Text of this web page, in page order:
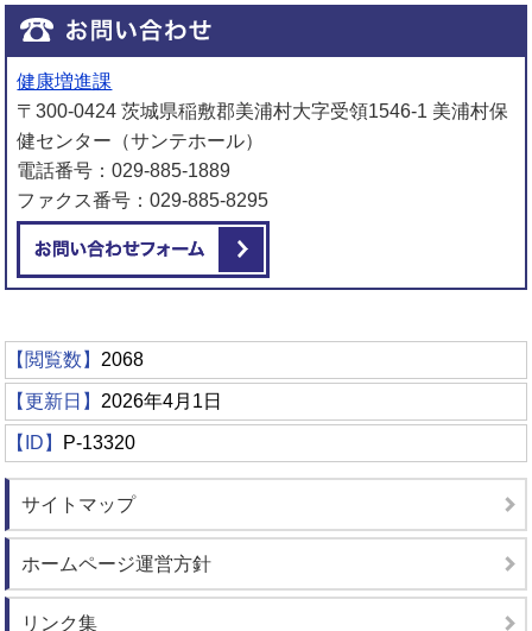
健康増進課
〒300-0424 茨城県稲敷郡美浦村大字受領1546-1 美浦村保
健センター（サンテホール）
電話番号：029-885-1889
ファクス番号：029-885-8295
【閲覧数】 2068
【更新日】 2026年4月1日
【ID】 P-13320
サイトマップ
ホームページ運営方針
リンク集